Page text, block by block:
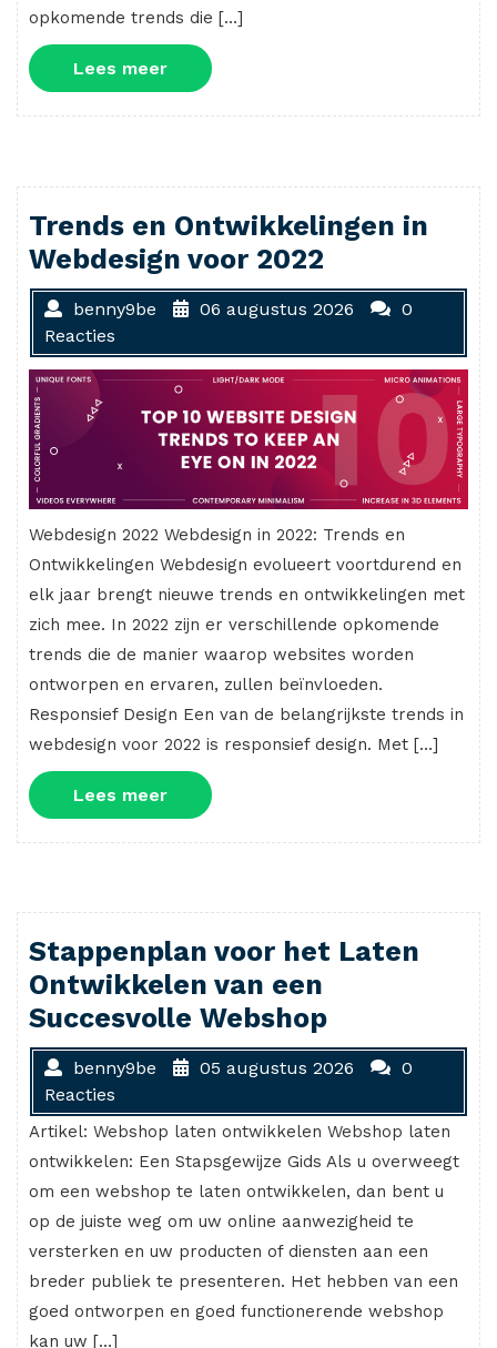
opkomende trends die […]
Lees meerLees
meer
Trends en Ontwikkelingen in
Webdesign voor 2022
benny9be 06 augustus 2026
0
Reacties
Webdesign 2022 Webdesign in 2022: Trends en
Ontwikkelingen Webdesign evolueert voortdurend en
elk jaar brengt nieuwe trends en ontwikkelingen met
zich mee. In 2022 zijn er verschillende opkomende
trends die de manier waarop websites worden
ontworpen en ervaren, zullen beïnvloeden.
Responsief Design Een van de belangrijkste trends in
webdesign voor 2022 is responsief design. Met […]
Lees meerLees
meer
Stappenplan voor het Laten
Ontwikkelen van een
Succesvolle Webshop
benny9be 05 augustus 2026
0
Reacties
Artikel: Webshop laten ontwikkelen Webshop laten
ontwikkelen: Een Stapsgewijze Gids Als u overweegt
om een webshop te laten ontwikkelen, dan bent u
op de juiste weg om uw online aanwezigheid te
versterken en uw producten of diensten aan een
breder publiek te presenteren. Het hebben van een
goed ontworpen en goed functionerende webshop
kan uw […]